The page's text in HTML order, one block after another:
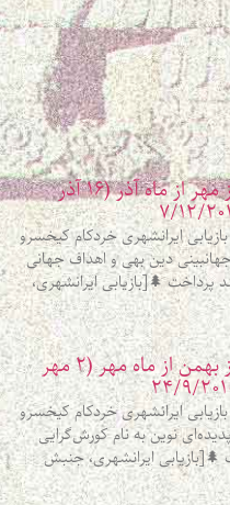
گفتار هفته، روز مهر از ماه آذر (۱۶ آذر
بازیابی ایرانشهری خردکام کیخسرو
دین بهی و اهداف جهانی
پرداخت 🌲[بازیابی ایرانشهری،
گفتار هفته، روز بهمن از ماه مهر (۲ مهر
بازیابی ایرانشهری خردکام کیخسرو
نوین به نام کورش‌گرایی
ایرانشهری، جنبش